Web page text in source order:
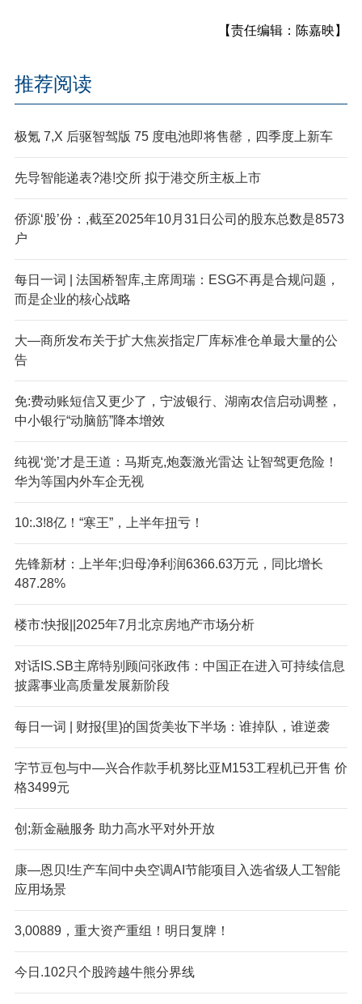
【责任编辑：陈嘉映】
推荐阅读
极氪 7,X 后驱智驾版 75 度电池即将售罄，四季度上新车
先导智能递表?港!交所 拟于港交所主板上市
侨源‘股’份：,截至2025年10月31日公司的股东总数是8573
户
每日一词 | 法国桥智库,主席周瑞：ESG不再是合规问题，
而是企业的核心战略
大—商所发布关于扩大焦炭指定厂库标准仓单最大量的公
告
免:费动账短信又更少了，宁波银行、湖南农信启动调整，
中小银行“动脑筋”降本增效
纯视‘觉’才是王道：马斯克,炮轰激光雷达 让智驾更危险！
华为等国内外车企无视
10:.3!8亿！“寒王”，上半年扭亏！
先锋新材：上半年;归母净利润6366.63万元，同比增长
487.28%
楼市:快报||2025年7月北京房地产市场分析
对话IS.SB主席特别顾问张政伟：中国正在进入可持续信息
披露事业高质量发展新阶段
每日一词 | 财报{里}的国货美妆下半场：谁掉队，谁逆袭
字节豆包与中—兴合作款手机努比亚M153工程机已开售 价
格3499元
创;新金融服务 助力高水平对外开放
康—恩贝!生产车间中央空调AI节能项目入选省级人工智能
应用场景
3,00889，重大资产重组！明日复牌！
今日.102只个股跨越牛熊分界线